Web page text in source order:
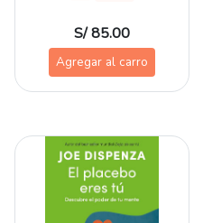
S/ 85.00
Agregar al carro